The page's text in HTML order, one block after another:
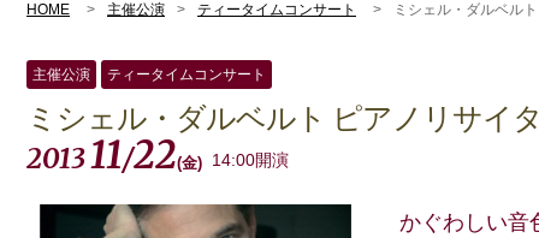
HOME 主催公演 ティータイムコンサート ミシェル・ダルベル
主催公演 ティータイムコンサート
ミシェル・ダルベルト ピアノリサイ
201311/22(金) 14:00開演
かぐわしい音